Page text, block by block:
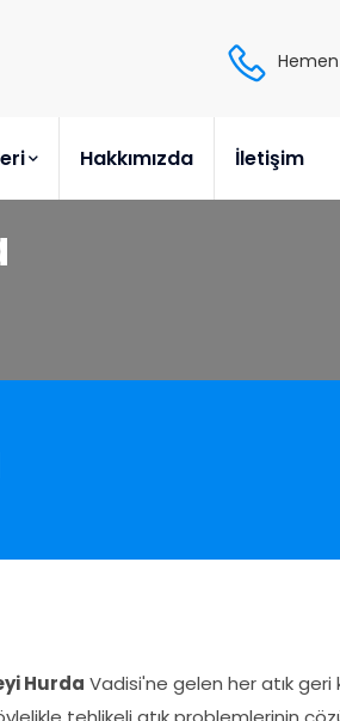
Hakkımızda İletişim
Hurda Vadisi'ne gelen her atık